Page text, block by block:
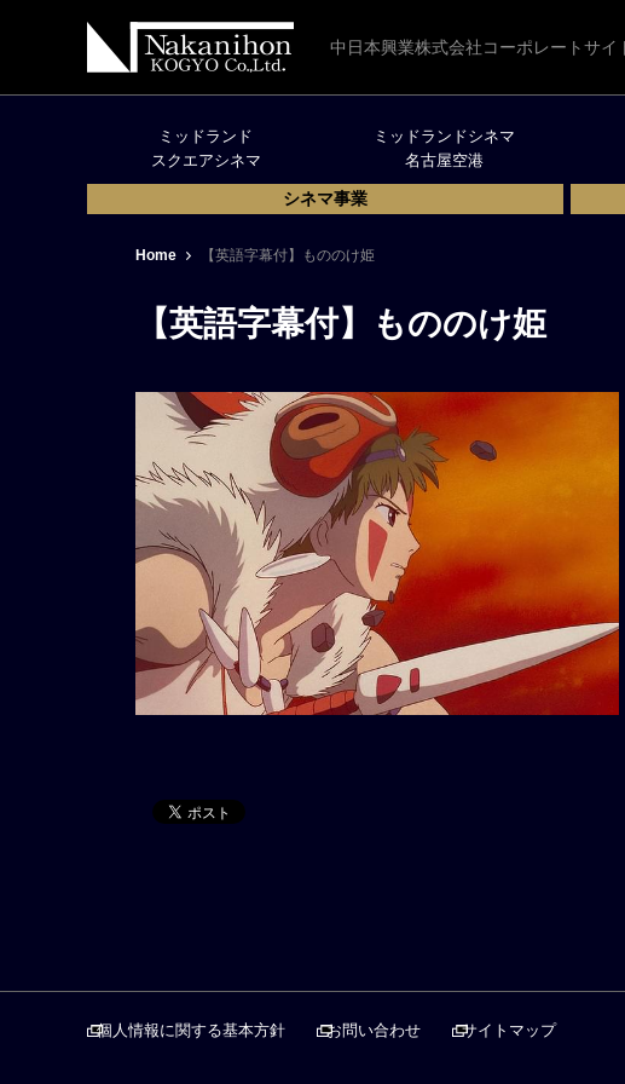
中日本興業株式会社コーポレートサイ
ミッドランド
スクエアシネマ
ミッドランドシネマ
名古屋空港
シネマ事業
Home 【英語字幕付】もののけ姫
【英語字幕付】もののけ姫
個人情報に関する基本方針 お問い合わせ サイトマップ